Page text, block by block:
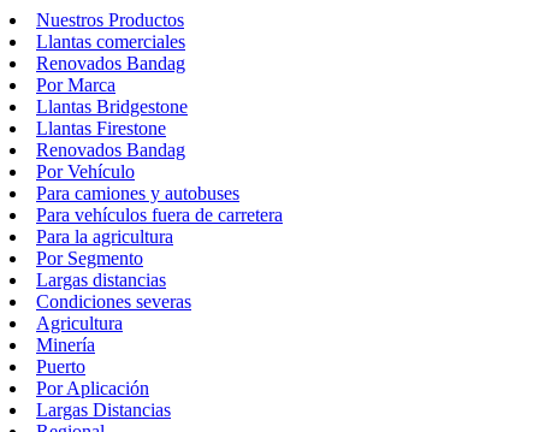
Nuestros Productos
Llantas comerciales
Renovados Bandag
Por Marca
Llantas Bridgestone
Llantas Firestone
Renovados Bandag
Por Vehículo
Para camiones y autobuses
Para vehículos fuera de carretera
Para la agricultura
Por Segmento
Largas distancias
Condiciones severas
Agricultura
Minería
Puerto
Por Aplicación
Largas Distancias